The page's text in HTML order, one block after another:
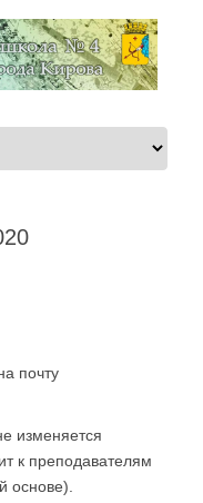
почту
изменяется
к преподавателям
основе).